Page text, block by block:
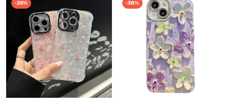
-26% -38%